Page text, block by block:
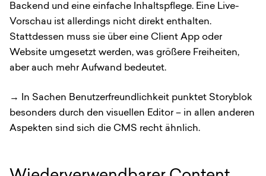
Backend und eine einfache Inhaltspflege. Eine Live-
Vorschau ist allerdings nicht direkt enthalten.
Stattdessen muss sie über eine Client App oder
Website umgesetzt werden, was größere Freiheiten,
aber auch mehr Aufwand bedeutet.
→ In Sachen Benutzerfreundlichkeit punktet Storyblok
besonders durch den visuellen Editor – in allen anderen
Aspekten sind sich die CMS recht ähnlich.